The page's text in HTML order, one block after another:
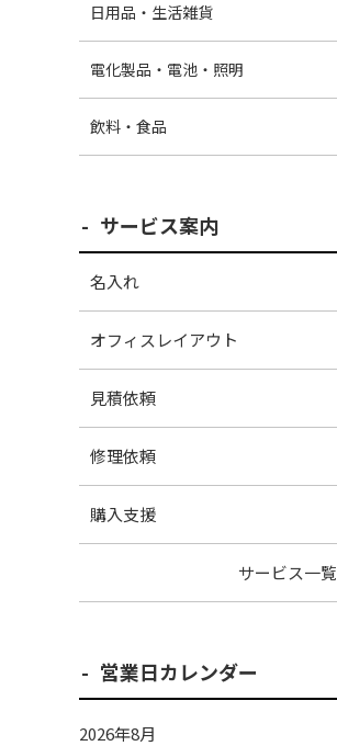
日用品・生活雑貨
電化製品・電池・照明
飲料・食品
サービス案内
名入れ
オフィスレイアウト
見積依頼
修理依頼
購入支援
サービス一覧
営業日カレンダー
2026年8月